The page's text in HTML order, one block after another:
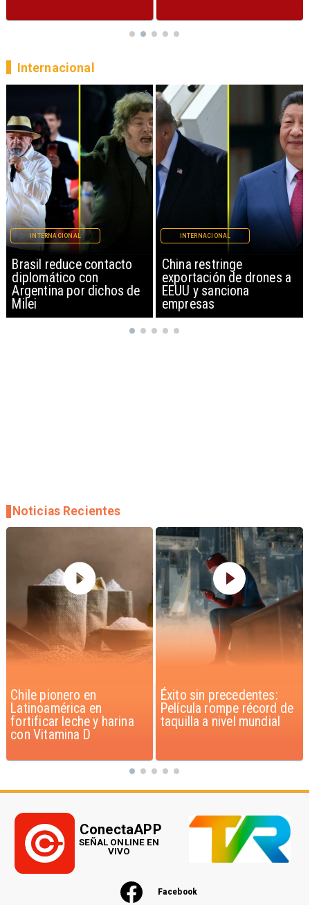
China restringe
exportación de drones a
EEUU y sanciona
empresas
INTERNACIONAL
Papa León XIV anuncia
gira por Sudamérica
INTERNACIONAL
Internacional
Éxito sin precedentes:
Película rompe récord de
taquilla a nivel mundial
Corte Suprema confirma
pago de $1.000 millones
por caso ProCultura
Noticias Recientes
Facebook
ConectaAPP
SEÑAL ONLINE EN
VIVO